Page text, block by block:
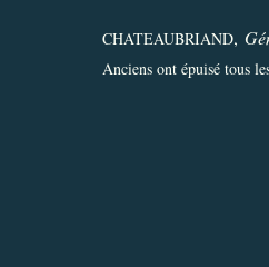
CHATEAUBRIAND,
Anciens ont épuisé tous